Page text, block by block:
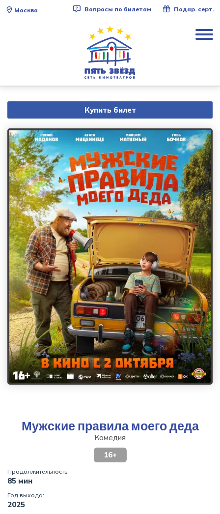
Москва Вопросы по билетам Подар. серт.
Купить билет
Мужские правила моего деда
Комедия
16+
Продолжительность:
85 мин
Год выхода:
2025